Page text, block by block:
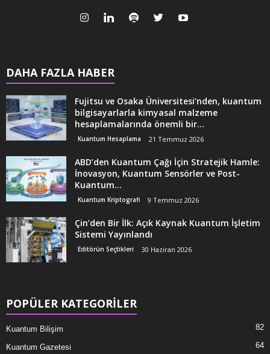
DAHA FAZLA HABER
Fujitsu ve Osaka Üniversitesi’nden, kuantum
bilgisayarlarla kimyasal malzeme
hesaplamalarında önemli bir...
Kuantum Hesaplama 21 Temmuz 2026
ABD’den Kuantum Çağı İçin Stratejik Hamle:
İnovasyon, Kuantum Sensörler ve Post-
Kuantum...
Kuantum Kriptografi 9 Temmuz 2026
Çin’den Bir İlk: Açık Kaynak Kuantum İşletim
Sistemi Yayınlandı
Editörün Seçtikleri 30 Haziran 2026
POPÜLER KATEGORİLER
Kuantum Bilişim 82
Kuantum Gazetesi 64